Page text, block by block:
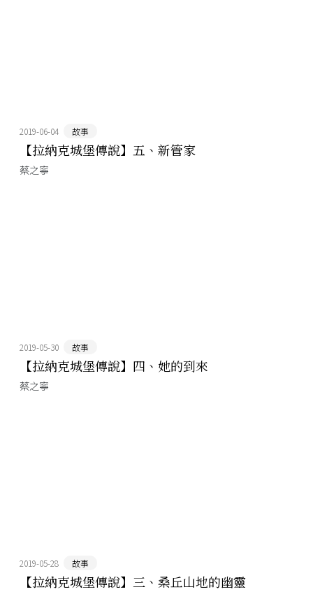
2019-06-04 故事
【拉納克城堡傳說】五、新管家
蔡之寧
2019-05-30 故事
【拉納克城堡傳說】四、她的到來
蔡之寧
2019-05-28 故事
【拉納克城堡傳說】三、桑丘山地的幽靈